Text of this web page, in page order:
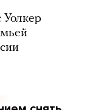
Уолкер